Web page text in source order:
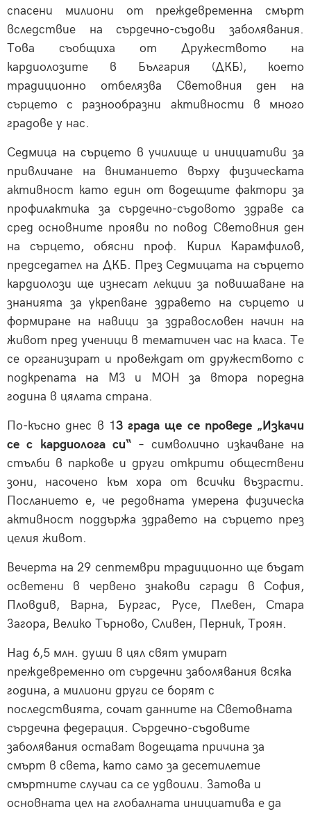
спасени милиони от преждевременна смърт
вследствие на сърдечно-съдови заболявания.
Това съобщиха от Дружеството на
кардиолозите в България (ДКБ), което
традиционно отбелязва Световния ден на
сърцето с разнообразни активности в много
градове у нас.
Седмица на сърцето в училище и инициативи за
привличане на вниманието върху физическата
активност като един от водещите фактори за
профилактика за сърдечно-съдовото здраве са
сред основните прояви по повод Световния ден
на сърцето, обясни проф. Кирил Карамфилов,
председател на ДКБ. През Седмицата на сърцето
кардиолози ще изнесат лекции за повишаване на
знанията за укрепване здравето на сърцето и
формиране на навици за здравословен начин на
живот пред ученици в тематичен час на класа. Те
се организират и провеждат от дружеството с
подкрепата на МЗ и МОН за втора поредна
година в цялата страна.
По-късно днес в 13 града ще се проведе „Изкачи
се с кардиолога си“ – символично изкачване на
стълби в паркове и други открити обществени
зони, насочено към хора от всички възрасти.
Посланието е, че редовната умерена физическа
активност поддържа здравето на сърцето през
целия живот.
Вечерта на 29 септември традиционно ще бъдат
осветени в червено знакови сгради в София,
Пловдив, Варна, Бургас, Русе, Плевен, Стара
Загора, Велико Търново, Сливен, Перник, Троян.
Над 6,5 млн. души в цял свят умират
преждевременно от сърдечни заболявания всяка
година, а милиони други се борят с
последствията, сочат данните на Световната
сърдечна федерация. Сърдечно-съдовите
заболявания остават водещата причина за
смърт в света, като само за десетилетие
смъртните случаи са се удвоили. Затова и
основната цел на глобалната инициатива е да